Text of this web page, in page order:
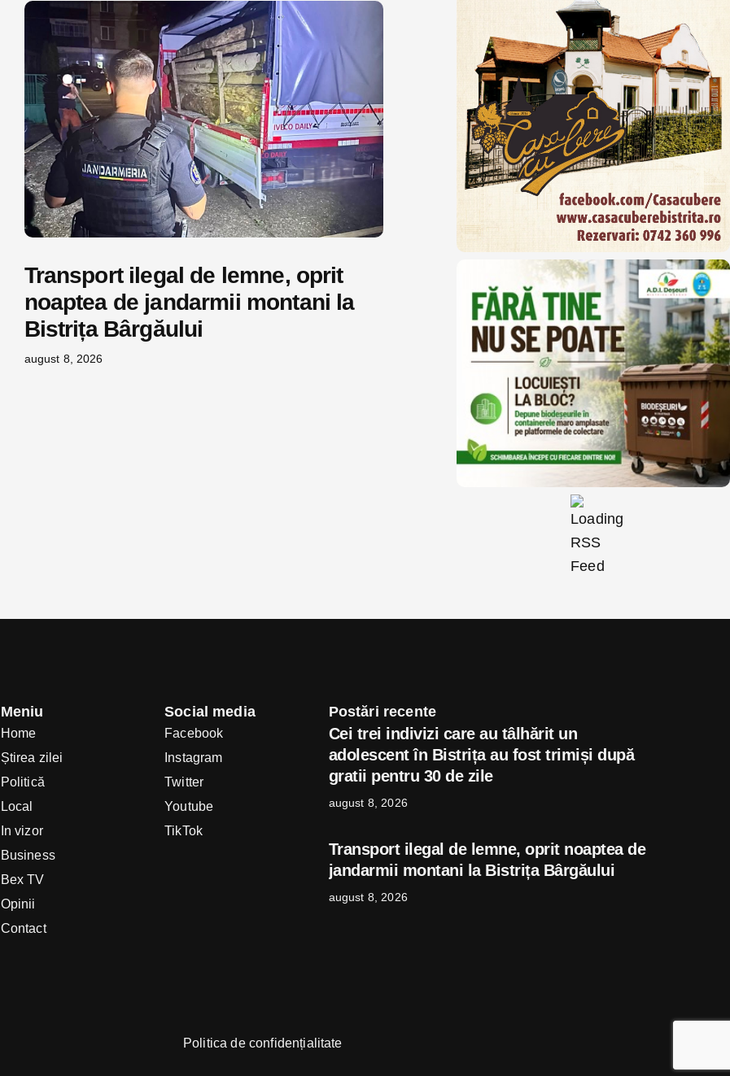
Transport ilegal de lemne, oprit
noaptea de jandarmii montani la
Bistrița Bârgăului
august 8, 2026
Meniu
Home
Știrea zilei
Politică
Local
In vizor
Business
Bex TV
Opinii
Contact
Social media
Facebook
Instagram
Twitter
Youtube
TikTok
Postări recente
Cei trei indivizi care au tâlhărit un
adolescent în Bistrița au fost trimiși după
gratii pentru 30 de zile
august 8, 2026
Transport ilegal de lemne, oprit noaptea de
jandarmii montani la Bistrița Bârgăului
august 8, 2026
Politica de confidențialitate